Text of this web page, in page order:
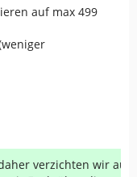
auf max 499
verzichten wir auf